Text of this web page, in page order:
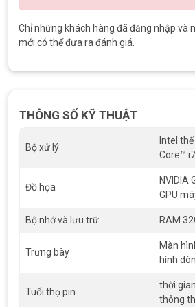
Tốc độ làm mới lên tới 120 Hz.
nhìn Dolby IQ
Âm thanh tốt nhất trên mọi bề mặt
Một chiếc máy tính xách tay không
Chế độ máy tính xách tay để tăng
đoạn để phát trực tuyến và chế độ
Vẽ và phác thảo bằng Surface Slim
lưu trữ và sạc.
Chỉ những khách hàng đã đăng nhập và
mới có thể đưa ra đánh giá.
THÔNG SỐ KỸ THUẬT
Bộ xử lý
Intel
Core™
Evo™
Đồ họa
NVIDIA
GPU
xung
Bộ nhớ và lưu trữ RAM
Trưng bày
Màn
hình
1600
mới: lên
Tuổi thọ pin
thời
thông